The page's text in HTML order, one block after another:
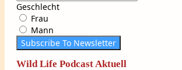
Geschlecht
Frau
Mann
Subscribe To Newsletter
Wild Life Podcast Aktuell